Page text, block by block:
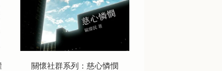
關懷社群系列：慈心憐憫